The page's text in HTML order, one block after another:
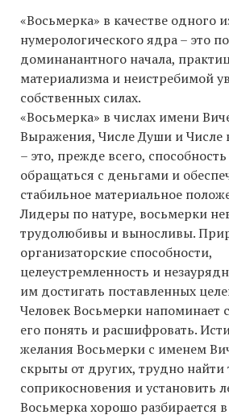
«Восьмерка» в качестве одного
нумерологического ядра – это
доминанантного начала,
материализма и неистребимой
собственных силах.
«Восьмерка» в числах имени
Выражения, Числе Души и Числе
– это, прежде всего,
обращаться с деньгами и
стабильное материальное
Лидеры по натуре, восьмерки
трудолюбивы и выносливы.
организаторские способности,
целеустремленность и
им достигать поставленных
Человек Восьмерки напоминает
его понять и расшифровать.
желания Восьмерки с именем
скрыты от других, трудно найти
соприкосновения и установить
Восьмерка хорошо разбирается